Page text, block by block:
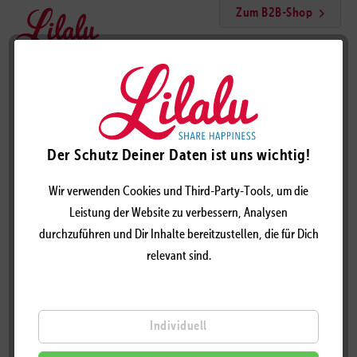
Zum B2B-Shop
Der Schutz Deiner Daten ist uns wichtig!
Wir verwenden Cookies und Third-Party-Tools, um die
Leistung der Website zu verbessern, Analysen
durchzuführen und Dir Inhalte bereitzustellen, die für Dich
relevant sind.
Individuell
JACK ENTE – DESIGN BY LILALU